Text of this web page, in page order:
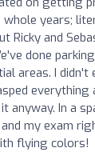
years;
Ricky and
done
areas. I didn't
anyway. In a
my exam
flying colors!